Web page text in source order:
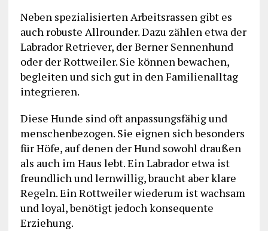
Neben spezialisierten Arbeitsrassen gibt es
auch robuste Allrounder. Dazu zählen etwa der
Labrador Retriever, der Berner Sennenhund
oder der Rottweiler. Sie können bewachen,
begleiten und sich gut in den Familienalltag
integrieren.
Diese Hunde sind oft anpassungsfähig und
menschenbezogen. Sie eignen sich besonders
für Höfe, auf denen der Hund sowohl draußen
als auch im Haus lebt. Ein Labrador etwa ist
freundlich und lernwillig, braucht aber klare
Regeln. Ein Rottweiler wiederum ist wachsam
und loyal, benötigt jedoch konsequente
Erziehung.